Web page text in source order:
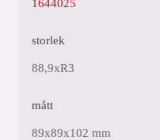
1644025
storlek
88,9xR3
mått
89x89x102 mm